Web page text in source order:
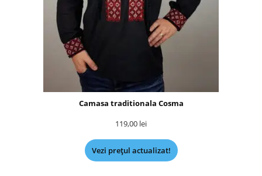
Camasa traditionala Cosma
119,00 lei
Vezi prețul actualizat!